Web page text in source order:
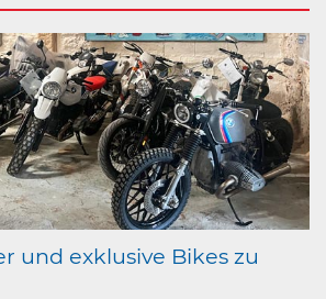
und exklusive Bikes zu